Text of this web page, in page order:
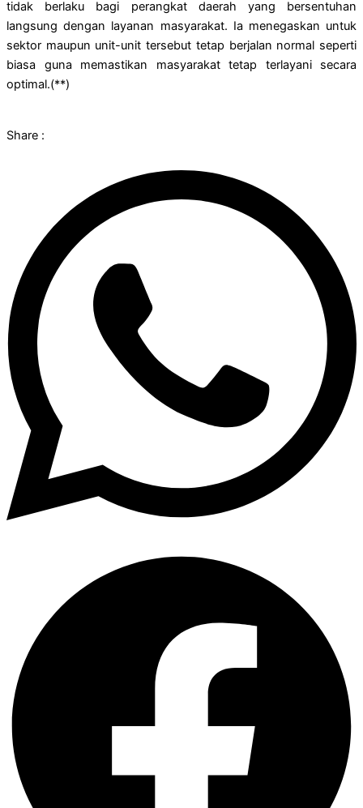
tidak berlaku bagi perangkat daerah yang bersentuhan
langsung dengan layanan masyarakat. Ia menegaskan untuk
sektor maupun unit-unit tersebut tetap berjalan normal seperti
biasa guna memastikan masyarakat tetap terlayani secara
optimal.(**)
Share :